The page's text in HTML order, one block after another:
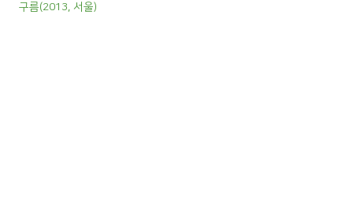
구름(2013, 서울)